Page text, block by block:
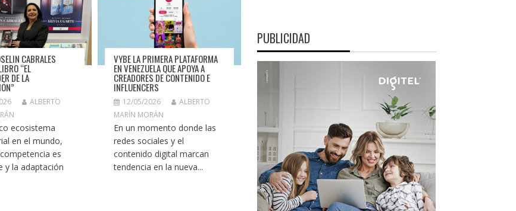
CABRALES
“EL
DE LA
ALBERTO
ecosistema
en el mundo,
es
y la adaptación
VYBE LA PRIMERA PLATAFORMA
EN VENEZUELA QUE APOYA A
CREADORES DE CONTENIDO E
INFLUENCERS
12/05/2026
ALBERTO
MARÍN MORÁN
En un momento donde las
redes sociales y el
contenido digital marcan
tendencia en la nueva...
PUBLICIDAD